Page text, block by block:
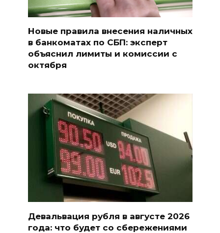
Новые правила внесения наличных
в банкоматах по СБП: эксперт
объяснил лимиты и комиссии с
октября
Девальвация рубля в августе 2026
года: что будет со сбережениями